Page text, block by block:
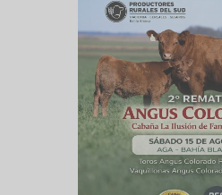
para
del
esa